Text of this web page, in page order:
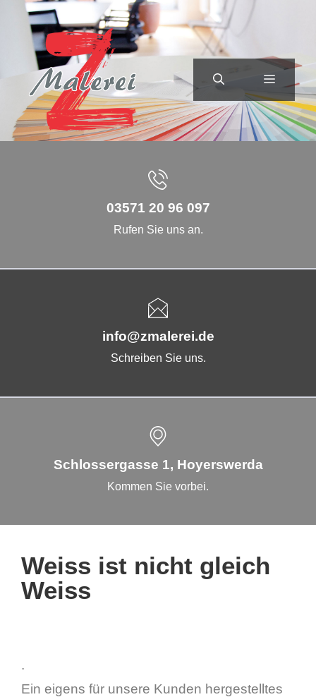
Zum
Inhalt
springen
MENÜ
03571 20 96 097
Rufen Sie uns an.
info@zmalerei.de
Schreiben Sie uns.
Schlossergasse 1, Hoyerswerda
Kommen Sie vorbei.
Weiss ist nicht gleich
Weiss
.
Ein eigens für unsere Kunden hergestelltes